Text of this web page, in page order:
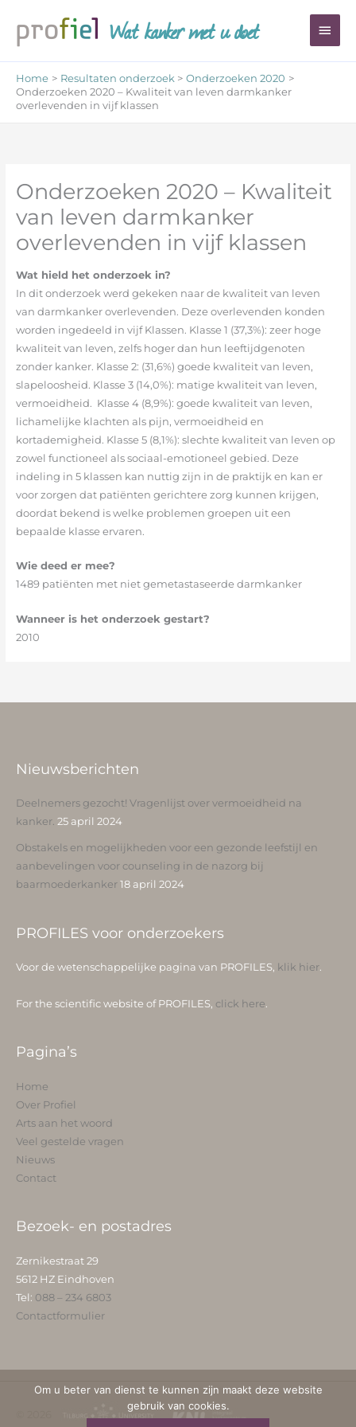
naar
inhoud
Wat kanker met u doet
Home Resultaten onderzoek
Onderzoeken 2020
Onderzoeken 2020 – Kwaliteit van leven darmkanker
overlevenden in vijf klassen
Onderzoeken 2020 – Kwaliteit
van leven darmkanker
overlevenden in vijf klassen
Wat hield het onderzoek in?
In dit onderzoek werd gekeken naar de kwaliteit van leven
van darmkanker overlevenden. Deze overlevenden konden
worden ingedeeld in vijf Klassen. Klasse 1 (37,3%): zeer hoge
kwaliteit van leven, zelfs hoger dan hun leeftijdgenoten
zonder kanker. Klasse 2: (31,6%) goede kwaliteit van leven,
slapeloosheid. Klasse 3 (14,0%): matige kwaliteit van leven,
vermoeidheid. Klasse 4 (8,9%): goede kwaliteit van leven,
lichamelijke klachten als pijn, vermoeidheid en
kortademigheid. Klasse 5 (8,1%): slechte kwaliteit van leven op
zowel functioneel als sociaal-emotioneel gebied. Deze
indeling in 5 klassen kan nuttig zijn in de praktijk en kan er
voor zorgen dat patiënten gerichtere zorg kunnen krijgen,
doordat bekend is welke problemen groepen uit een
bepaalde klasse ervaren.
Wie deed er mee?
1489 patiënten met niet gemetastaseerde darmkanker
Wanneer is het onderzoek gestart?
2010
Nieuwsberichten
Deelnemers gezocht! Vragenlijst over vermoeidheid na
kanker. 25 april 2024
Obstakels en mogelijkheden voor een gezonde leefstijl en
aanbevelingen voor counseling in de nazorg bij
baarmoederkanker 18 april 2024
PROFILES voor onderzoekers
Voor de wetenschappelijke pagina van PROFILES, klik hier.
For the scientific website of PROFILES, click here
Pagina’s
Home
Over Profiel
Arts aan het woord
Veel gestelde vragen
Nieuws
Contact
Bezoek- en postadres
Zernikestraat 29
5612 HZ Eindhoven
Tel: 088 – 234 6803
Contactformulier
Om u beter van dienst te kunnen zijn maakt deze website
gebruik van cookies.